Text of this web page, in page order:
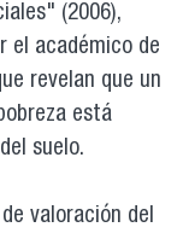
(2006),
el académico de
revelan que un
está
suelo.
valoración del